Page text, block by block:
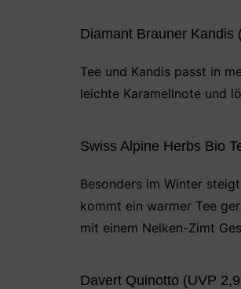
Diamant Brauner Kandis
Tee und Kandis passt in
leichte Karamellnote und
Swiss Alpine Herbs Bio
Besonders im Winter
kommt ein warmer Tee
mit einem Nelken-Zimt
Davert Quinotto (UVP